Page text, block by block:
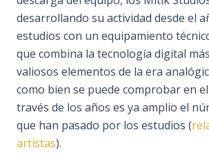
desarrollando su actividad desde el
estudios con un equipamiento
que combina la tecnología digital
valiosos elementos de la era
como bien se puede comprobar en el
través de los años es ya amplio el
que han pasado por los estudios (
artistas).